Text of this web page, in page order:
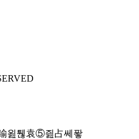
욆퉪袁⑤즲占쎄퐣